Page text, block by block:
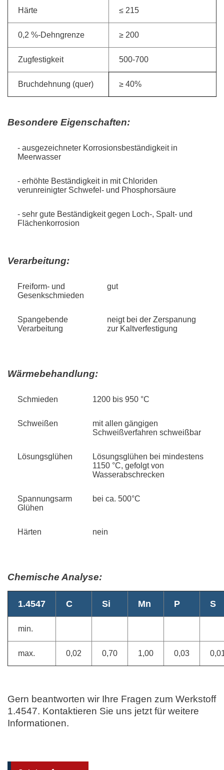
Härte ≤ 215
0,2 %-Dehngrenze ≥ 200
Zugfestigkeit 500-700
Bruchdehnung (quer) ≥ 40%
Besondere Eigenschaften:
- ausgezeichneter Korrosionsbeständigkeit in
Meerwasser
- erhöhte Beständigkeit in mit Chloriden
verunreinigter Schwefel- und Phosphorsäure
- sehr gute Beständigkeit gegen Loch-, Spalt- und
Flächenkorrosion
Verarbeitung:
Freiform- und
Gesenkschmieden
gut
Spangebende
Verarbeitung
neigt bei der Zerspanung
zur Kaltverfestigung
Wärmebehandlung:
Schmieden 1200 bis 950 °C
Schweißen
mit allen gängigen
Schweißverfahren schweißbar
Lösungsglühen
Lösungsglühen bei mindestens
1150 °C, gefolgt von
Wasserabschrecken
Spannungsarm
Glühen
bei ca. 500°C
Härten nein
Chemische Analyse:
1.4547 C Si Mn P S
min.
max. 0,02 0,70 1,00 0,03
Gern beantworten wir Ihre Fragen zum Werkstoff
1.4547. Kontaktieren Sie uns jetzt für weitere
Informationen.